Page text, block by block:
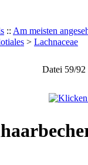
:: Am meisten
> Lachnaceae
Datei 59/92